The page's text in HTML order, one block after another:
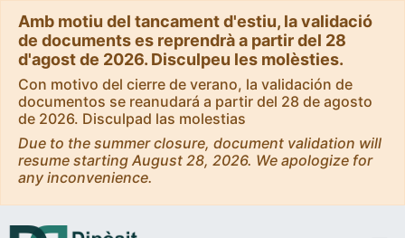
Amb motiu del tancament d'estiu, la validació
de documents es reprendrà a partir del 28
d'agost de 2026. Disculpeu les molèsties.
Con motivo del cierre de verano, la validación de
documentos se reanudará a partir del 28 de agosto
de 2026. Disculpad las molestias
Due to the summer closure, document validation will
resume starting August 28, 2026. We apologize for
any inconvenience.